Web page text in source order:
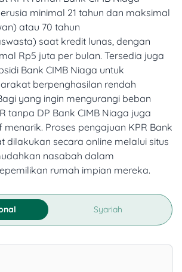
minimal 21 tahun dan maksimal
atau 70 tahun
saat kredit lunas, dengan
Rp5 juta per bulan. Tersedia juga
Bank CIMB Niaga untuk
berpenghasilan rendah
yang ingin mengurangi beban
tanpa DP Bank CIMB Niaga juga
Proses pengajuan KPR Bank
dilakukan secara online melalui situs
nasabah dalam
rumah impian mereka.
Syariah